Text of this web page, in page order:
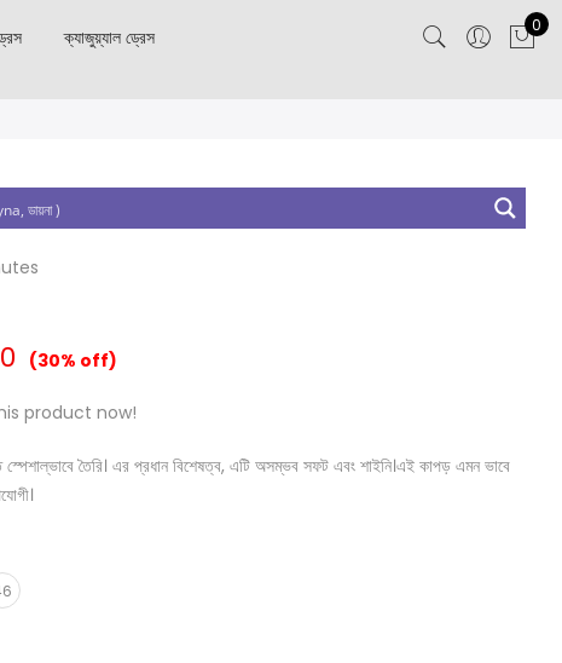
ক্যাজুয়্যাল ড্রেস
0
(30% off)
product now!
স্পেশাল্ভাবে তৈরি। এর প্রধান বিশেষত্ব, এটি অসম্ভব সফট এবং শাইনি।এই কাপড় এমন ভাবে